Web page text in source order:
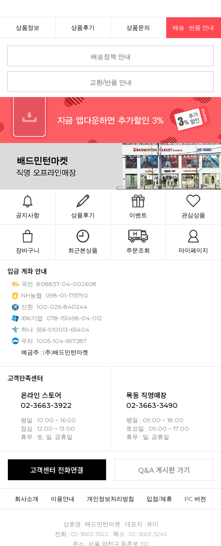
상품정보 상품후기 상품문의 배송 · 반품 안내
배송정책 안내
교환/반품 안내
공지사항 상품후기 이벤트 관심상품
장바구니 최근본상품 주문조회 마이페이지
입금 계좌 안내
국민 808837-04-002608
NH농협
098-01-175790
신한 100-026-840244
IBK기업
078-151498-04-012
하나 556-910013-65404
우리 1005-104-697287
예금주 : (주)배드민턴마켓
고객만족센터
온라인 스토어
02-3663-3922
평일 : 10:00 ~ 16:00
점심 : 12:00 ~ 13:00
휴무 : 토, 일, 공휴일
목동 직영매장
02-3663-3490
평일 : 09:00 ~ 18:00
토요일 : 09:00 ~ 17:00
휴무 : 일, 공휴일
고객센터 전화연결 Q&A 게시판 가기
회사소개 이용안내 개인정보처리방침 입점/제휴 PC 버전
상호명 : 배드민턴마켓 대표자 : 유미
전화 : 02-3663-3922 팩스 : 02-3663-3245
주소 : 서울 양천구 등촌로 192